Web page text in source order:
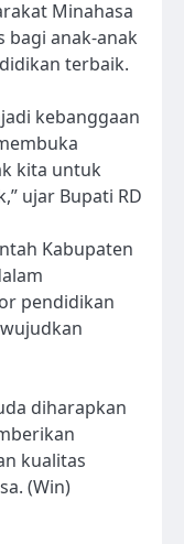
Minahasa
bagi anak-anak
terbaik.
kebanggaan
kita untuk
ujar Bupati RD
Kabupaten
pendidikan
diharapkan
kualitas
(Win)